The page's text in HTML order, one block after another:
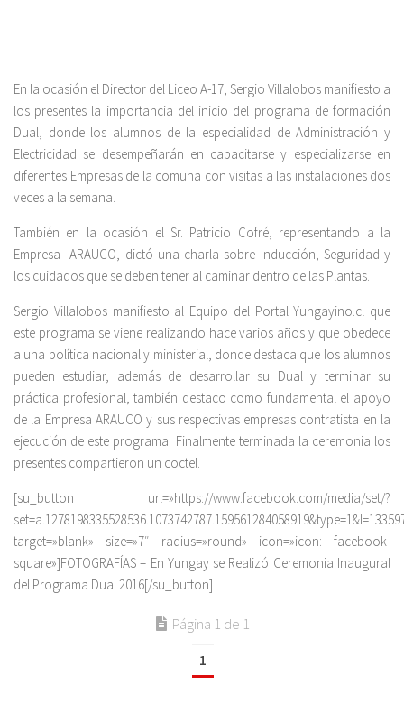
En la ocasión el Director del Liceo A-17, Sergio Villalobos manifiesto a
los presentes la importancia del inicio del programa de formación
Dual, donde los alumnos de la especialidad de Administración y
Electricidad se desempeñarán en capacitarse y especializarse en
diferentes Empresas de la comuna con visitas a las instalaciones dos
veces a la semana.
También en la ocasión el Sr. Patricio Cofré, representando a la
Empresa ARAUCO, dictó una charla sobre Inducción, Seguridad y
los cuidados que se deben tener al caminar dentro de las Plantas.
Sergio Villalobos manifiesto al Equipo del Portal Yungayino.cl que
este programa se viene realizando hace varios años y que obedece
a una política nacional y ministerial, donde destaca que los alumnos
pueden estudiar, además de desarrollar su Dual y terminar su
práctica profesional, también destaco como fundamental el apoyo
de la Empresa ARAUCO y sus respectivas empresas contratista en la
ejecución de este programa. Finalmente terminada la ceremonia los
presentes compartieron un coctel.
[su_button url=»https://www.facebook.com/media/set/?
target=»blank» size=»7″ radius=»round» icon=»icon: facebook-
square»]FOTOGRAFÍAS – En Yungay se Realizó Ceremonia Inaugural
del Programa Dual 2016[/su_button]
Página 1 de 1
1